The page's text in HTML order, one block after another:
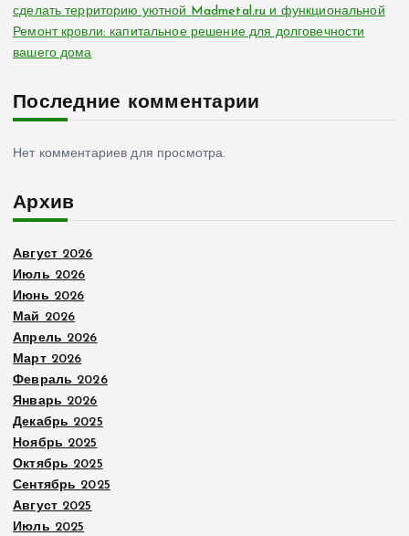
сделать территорию уютной Madmetal.ru и функциональной
Ремонт кровли: капитальное решение для долговечности
вашего дома
Последние комментарии
Нет комментариев для просмотра.
Архив
Август 2026
Июль 2026
Июнь 2026
Май 2026
Апрель 2026
Март 2026
Февраль 2026
Январь 2026
Декабрь 2025
Ноябрь 2025
Октябрь 2025
Сентябрь 2025
Август 2025
Июль 2025